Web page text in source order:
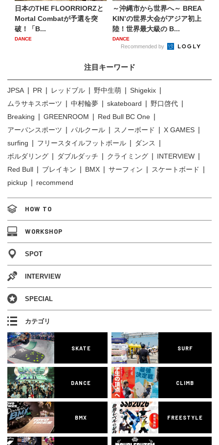
日本のTHE FLOORRIORZと
Mortal Combatが予選を突
破！「B...
DANCE
～沖縄市から世界へ～ BREA
KIN’の世界大会がアジア初上
陸！世界最大級の B...
DANCE
Recommended by
注目キーワード
JPSA PR レッドブル 野中生萌
Shigekix
ムラサキスポーツ
中村輪夢 skateboard
野口啓代
Breaking
GREENROOM
Red Bull BC One
アーバンスポーツ
パルクール スノーボード
X GAMES
surfing
フリースタイルフットボール
ダンス
ボルダリング
ダブルダッチ クライミング
INTERVIEW
Red Bull
ブレイキン BMX サーフィン
スケートボード
pickup
recommend
HOW TO
WORKSHOP
SPOT
INTERVIEW
SPECIAL
カテゴリ
SKATE SURF
DANCE CLIMB
BMX FREESTYLE